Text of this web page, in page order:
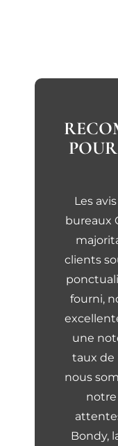
Les
bureaux
clients
fourni,
une
taux de
nous
Bondy,